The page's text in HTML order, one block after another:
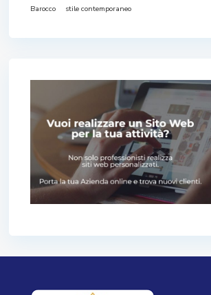
Barocco
stile contemporaneo